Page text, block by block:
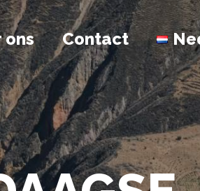
ons Contact